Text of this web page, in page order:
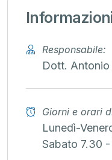
Responsabile:
Dott. Antonio
Giorni e orari
Lunedì-
Sabato 7.30